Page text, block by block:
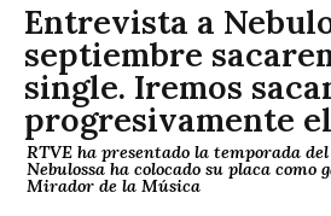
Entrevista a
septiembre
single. Iremos
progresivamente
RTVE ha presentado la temporada
Nebulossa ha colocado su placa como
Mirador de la Música